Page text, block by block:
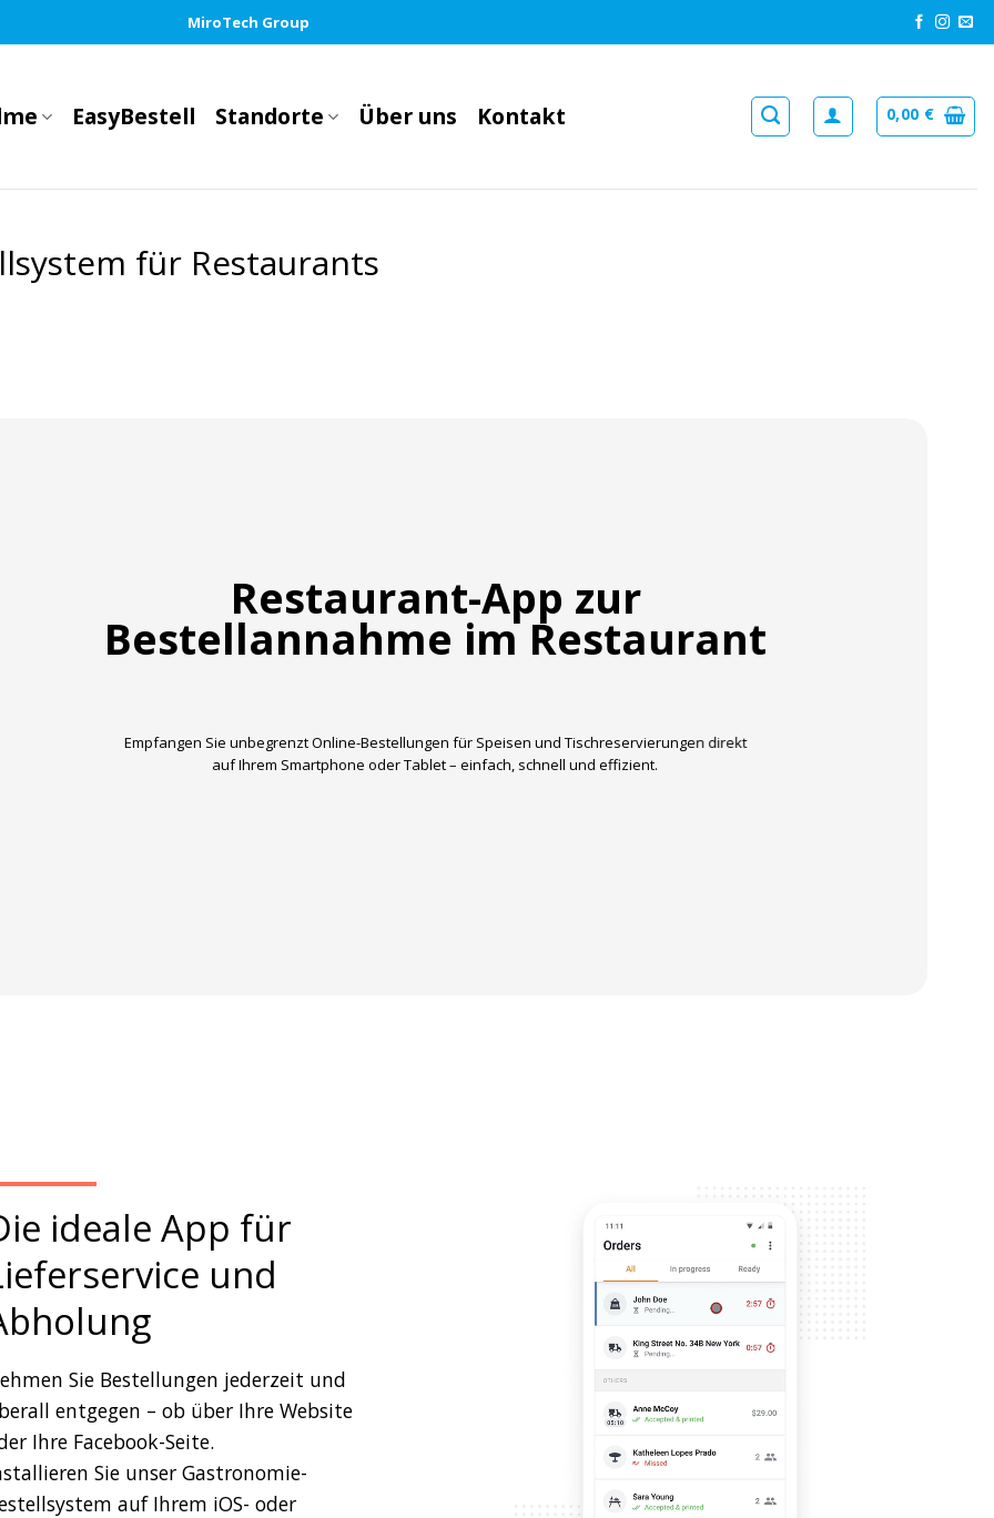
MiroTech Group
EasyBestell Standorte Über uns Kontakt 0,00 €
für Restaurants
Restaurant-App zur
Bestellannahme im Restaurant
Empfangen Sie unbegrenzt Online-Bestellungen für Speisen und Tischreservierungen direkt
auf Ihrem Smartphone oder Tablet – einfach, schnell und effizient.
ideale App für
und
Sie Bestellungen jederzeit und
entgegen – ob über Ihre Website
Ihre Facebook-Seite.
Sie unser Gastronomie-
auf Ihrem iOS- oder